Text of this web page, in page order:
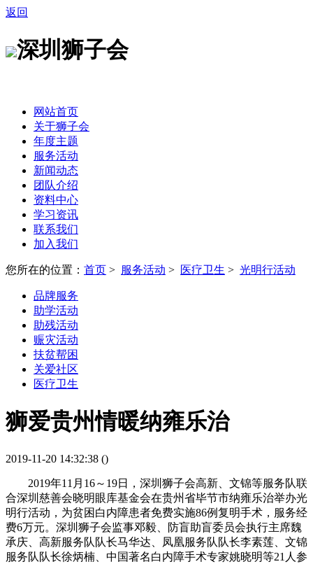
返回
深圳狮子会
网站首页
关于狮子会
年度主题
服务活动
新闻动态
团队介绍
资料中心
学习资讯
联系我们
加入我们
您所在的位置： 首页 > 服务活动 > 医疗卫生 > 光明行活动
品牌服务
助学活动
助残活动
赈灾活动
扶贫帮困
关爱社区
医疗卫生
狮爱贵州情暖纳雍乐治
2019-11-20 14:32:38 ()
2019年11月16～19日，深圳狮子会高新、文锦等服务队联
合深圳慈善会晓明眼库基金会在贵州省毕节市纳雍乐治举办光
明行活动，为贫困白内障患者免费实施86例复明手术，服务经
费6万元。深圳狮子会监事邓毅、防盲助盲委员会执行主席魏
承庆、高新服务队队长马华达、凤凰服务队队长李素莲、文锦
服务队队长徐炳楠、中国著名白内障手术专家姚晓明等21人参